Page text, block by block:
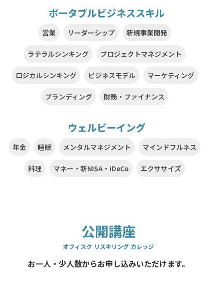
ポータブルビジネススキル
営業 リーダーシップ 新規事業開発
ラテラルシンキング プロジェクトマネジメント
ロジカルシンキング ビジネスモデル マーケティング
ブランディング 財務・ファイナンス
ウェルビーイング
年金 睡眠 メンタルマネジメント マインドフルネス
料理 マネー・新NISA・iDeCo エクササイズ
公開講座
オフィスク リスキリング カレッジ
お一人・少人数からお申し込みいただけます。